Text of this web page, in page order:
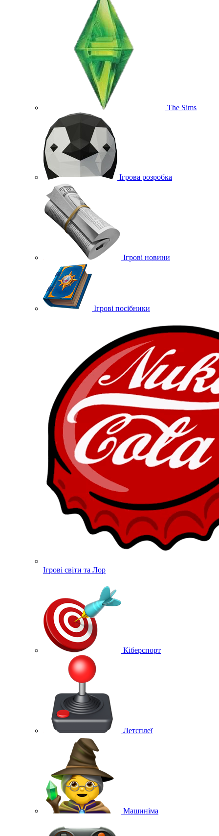
The Sims
Ігрова розробка
Ігрові новини
Ігрові посібники
Ігрові світи та Лор
Кіберспорт
Летсплеї
Машиніма